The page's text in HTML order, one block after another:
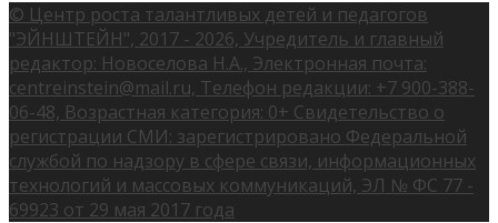
© Центр роста талантливых детей и педагогов
"ЭЙНШТЕЙН", 2017 - 2026, Учредитель и главный
редактор: Новоселова Н.А., Электронная почта:
centreinstein@mail.ru, Телефон редакции: +7 900-388-
06-48, Возрастная категория: 0+ Свидетельство о
регистрации СМИ: зарегистрировано Федеральной
службой по надзору в сфере связи, информационных
технологий и массовых коммуникаций, ЭЛ № ФС 77 -
69923 от 29 мая 2017 года